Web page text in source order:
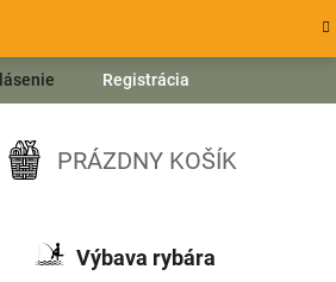
Registrácia
NÁKUPNÝ
KOŠÍK
PRÁZDNY KOŠÍK
Výbava rybára